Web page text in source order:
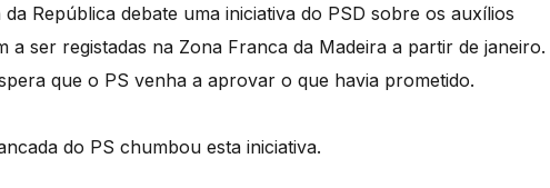
República debate uma iniciativa do PSD sobre os auxílios
a ser registadas na Zona Franca da Madeira a partir de janeiro.
que o PS venha a aprovar o que havia prometido.
do PS chumbou esta iniciativa.